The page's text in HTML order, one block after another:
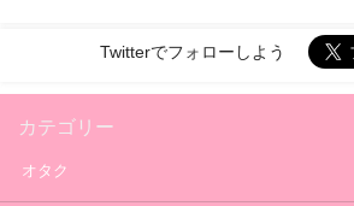
Twitterでフォローしよう
カテゴリー
オタク